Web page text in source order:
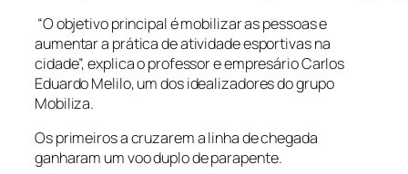
“O objetivo principal é mobilizar as pessoas e
aumentar a prática de atividade esportivas na
cidade”, explica o professor e empresário Carlos
Eduardo Melilo, um dos idealizadores do grupo
Mobiliza.
Os primeiros a cruzarem a linha de chegada
ganharam um voo duplo de parapente.